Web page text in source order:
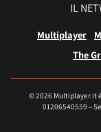
IL
Multiplayer
The
© 2026 Multiplayer.it è
01206540559 –